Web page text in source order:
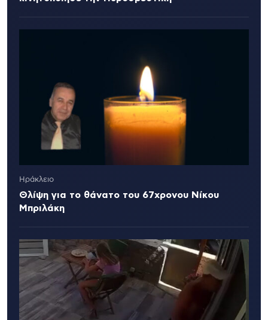
Ηράκλειο
Θλίψη για το θάνατο του 67χρονου Νίκου
Μπριλάκη